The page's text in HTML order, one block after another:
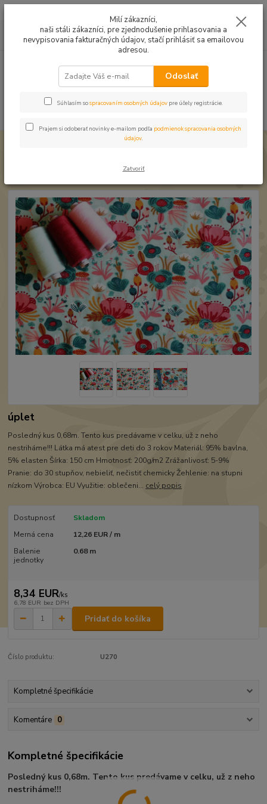
0949224331
9:00 -14:30
za0,00 EUR
Úplet Kvety Gots zvyšok 0,68m
Úplet Kvety Gots zvyšok 0,68m
úplet
Posledný kus 0,68m. Tento kus predávame v celku, už z neho
nestriháme!!! Látka má atest pre deti do 3 rokov Materiál: 95% bavlna,
5% elasten Šírka: 150 cm Hmotnosť: 200g/m2 Zrážanlivosť: 5-9%
Pranie: do 30 stupňov, nebieliť, nečistiť chemicky Žehlenie: na stupni
nízkom Výrobca: EU Využitie: oblečeni... celý popis
Dostupnosť
Skladom
Merná cena
12,26 EUR / m
Balenie
jednotky
0.68 m
8,34 EUR/ks
6,78 EUR bez DPH
Pridať do košíka
Číslo produktu: U270
Kompletné špecifikácie
Komentáre 0
Kompletné špecifikácie
Posledný kus 0,68m. Tento kus predávame v celku, už z neho
nestriháme!!!
Milí zákazníci,
naši stáli zákazníci, pre zjednodušenie prihlasovania a
nevypisovania fakturačných údajov, stačí prihlásiť sa emailovou
adresou.
Odoslať
Súhlasím sospracovaním osobných údajov pre účely registrácie.
Prajem si odoberať novinky e-mailom podľa podmienok spracovania osobných
údajov.
Zatvoriť